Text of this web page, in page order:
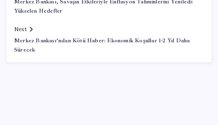
Merkez Bankası, Savaşın Etkileriyle Enflasyon Tahminlerini Yeniledi:
Yükselen Hedefler
Next
Merkez Bankası’ndan Kötü Haber: Ekonomik Koşullar 1-2 Yıl Daha
Sürecek